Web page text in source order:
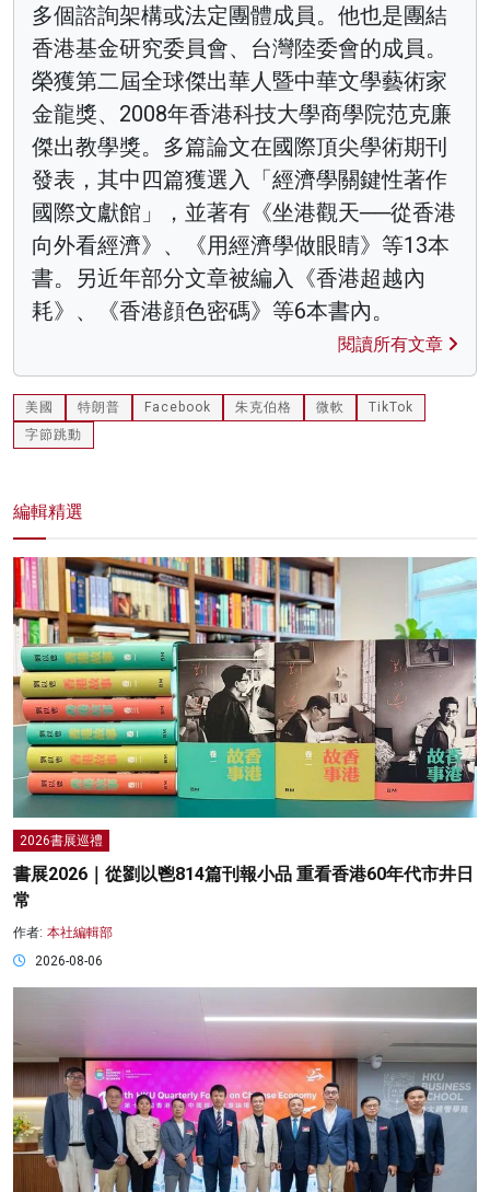
多個諮詢架構或法定團體成員。他也是團結
香港基金研究委員會、台灣陸委會的成員。
榮獲第二屆全球傑出華人暨中華文學藝術家
金龍獎、2008年香港科技大學商學院范克廉
傑出教學獎。多篇論文在國際頂尖學術期刊
發表，其中四篇獲選入「經濟學關鍵性著作
國際文獻館」，並著有《坐港觀天──從香港
向外看經濟》、《用經濟學做眼睛》等13本
書。另近年部分文章被編入《香港超越內
耗》、《香港顔色密碼》等6本書內。
閱讀所有文章
美國 特朗普 Facebook 朱克伯格 微軟
TikTok
字節跳動
編輯精選
2026書展巡禮
書展2026｜從劉以鬯814篇刊報小品 重看香港60年代市井日
常
作者: 本社編輯部
2026-08-06